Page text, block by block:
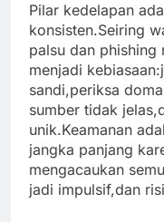
Pilar kedelapan
konsisten.Seiring
palsu dan phishing
menjadi
sandi,periksa
sumber tidak
unik.Keamanan
jangka panjang
mengacaukan
jadi impulsif,dan